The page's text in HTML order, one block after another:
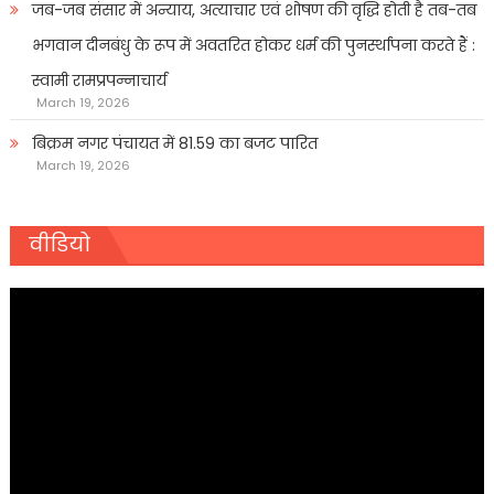
जब-जब संसार में अन्याय, अत्याचार एवं शोषण की वृद्धि होती है तब-तब
भगवान दीनबंधु के रूप में अवतरित होकर धर्म की पुनर्स्थापना करते हैं :
स्वामी रामप्रपन्नाचार्य
March 19, 2026
बिक्रम नगर पंचायत में 81.59 का बजट पारित
March 19, 2026
वीडियो